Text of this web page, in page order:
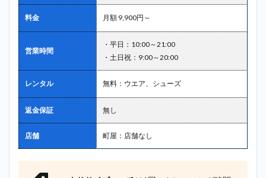
料金 月額 9,900円～
営業時間
・平日：10:00～21:00
・土日祝：9:00～20:00
レンタル 無料：ウエア、シューズ
返金保証 無し
店舗 町屋：店舗なし